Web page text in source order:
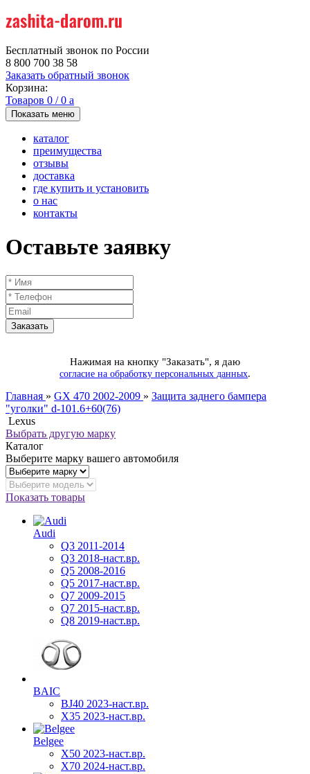
Бесплатный звонок по России
8 800 700 38 58
Заказать обратный звонок
Корзина:
Товаров 0 /0 a
Показать меню
каталог
преимущества
отзывы
доставка
где купить и установить
о нас
контакты
Оставьте заявку
Нажимая на кнопку "Заказать", я даю
согласие на обработку персональных данных.
Главная » GX 470 2002-2009 » Защита заднего бампера
"уголки" d-101.6+60(76)
Lexus
Выбрать другую марку
Каталог
Выберите марку вашего автомобиля
Показать товары
Audi
Q3 2011-2014
Q3 2018-наст.вр.
Q5 2008-2016
Q5 2017-наст.вр.
Q7 2009-2015
Q7 2015-наст.вр.
Q8 2019-наст.вр.
BAIC
BJ40 2023-наст.вр.
X35 2023-наст.вр.
Belgee
X50 2023-наст.вр.
X70 2024-наст.вр.